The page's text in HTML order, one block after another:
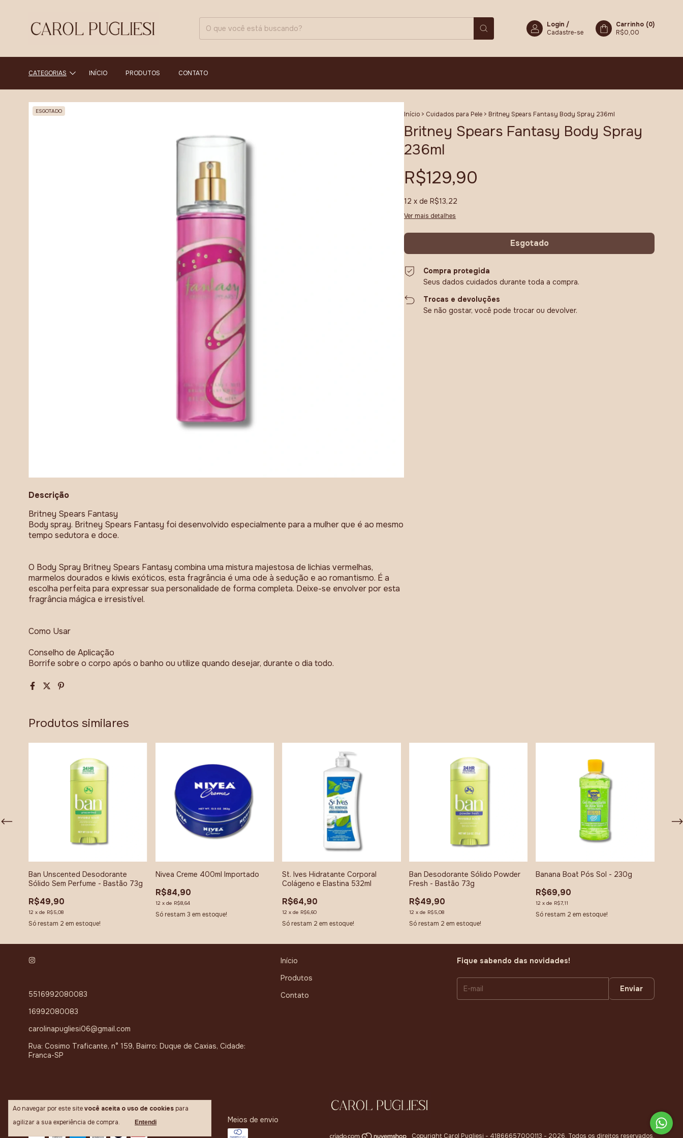
Login /
Cadastre-se
Carrinho (0)
R$0,00
CATEGORIAS INÍCIO PRODUTOS CONTATO
Ao navegar por este sitevocê aceita o uso de cookies para
agilizar a sua experiência de compra.
Entendi
ESGOTADO Início > Cuidados para Pele > Britney Spears Fantasy Body Spray 236ml
Britney Spears Fantasy Body Spray
236ml
R$129,90
12 x deR$13,22
Ver mais detalhes
Compra protegida
Seus dados cuidados durante toda a compra.
Trocas e devoluções
Se não gostar, você pode trocar ou devolver.
Descrição
Britney Spears Fantasy
Body spray. Britney Spears Fantasy foi desenvolvido especialmente para a mulher que é ao mesmo
tempo sedutora e doce.
O Body Spray Britney Spears Fantasy combina uma mistura majestosa de lichias vermelhas,
marmelos dourados e kiwis exóticos, esta fragrância é uma ode à sedução e ao romantismo. É a
escolha perfeita para expressar sua personalidade de forma completa. Deixe-se envolver por esta
fragrância mágica e irresistível.
Como Usar
Conselho de Aplicação
Borrife sobre o corpo após o banho ou utilize quando desejar, durante o dia todo.
Produtos similares
Ban Unscented Desodorante
Sólido Sem Perfume - Bastão 73g
R$49,90
12 x de R$5,08
Só restam 2 em estoque!
Nivea Creme 400ml Importado
R$84,90
12 x de R$8,64
Só restam 3 em estoque!
St. Ives Hidratante Corporal
Colágeno e Elastina 532ml
R$64,90
12 xde R$6,60
Só restam 2 em estoque!
Ban Desodorante Sólido Powder
Fresh - Bastão 73g
R$49,90
12 x de R$5,08
Só restam 2 em estoque!
Banana Boat Pós Sol - 230g
R$69,90
12 xde R$7,11
Só restam 2 em estoque!
5516992080083
16992080083
carolinapugliesi06@gmail.com
Rua: Cosimo Traficante, n° 159, Bairro: Duque de Caxias, Cidade:
Franca-SP
Início
Produtos
Contato
Fique sabendo das novidades!
Meios de pagamento Meios de envio
Copyright Carol Pugliesi - 41866657000113 - 2026. Todos os direitos reservados.